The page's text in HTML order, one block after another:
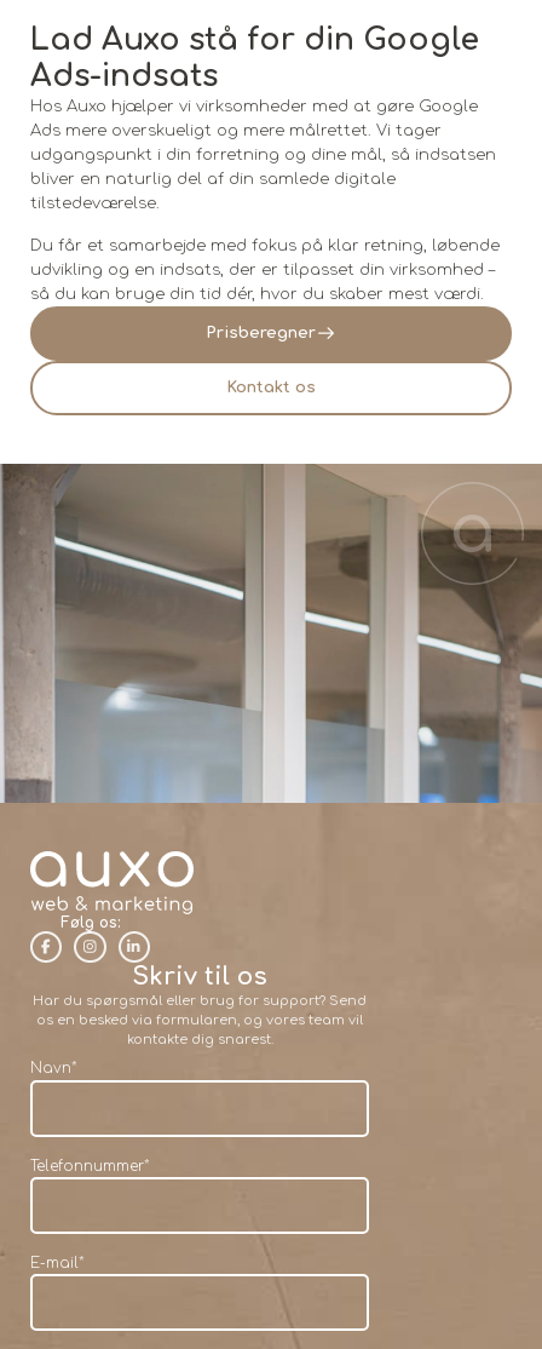
Lad Auxo stå for din Google
Ads-indsats
Hos Auxo hjælper vi virksomheder med at gøre Google
Ads mere overskueligt og mere målrettet. Vi tager
udgangspunkt i din forretning og dine mål, så indsatsen
bliver en naturlig del af din samlede digitale
tilstedeværelse.
Du får et samarbejde med fokus på klar retning, løbende
udvikling og en indsats, der er tilpasset din virksomhed –
så du kan bruge din tid dér, hvor du skaber mest værdi.
Prisberegner
Kontakt os
Følg os:
Skriv til os
Har du spørgsmål eller brug for support? Send
os en besked via formularen, og vores team vil
kontakte dig snarest.
Navn*
Telefonnummer*
E-mail *